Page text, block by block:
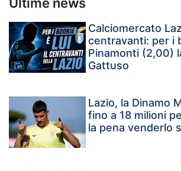
Calciomercato
centravanti: per i
Pinamonti (2,00)
Gattuso
Lazio, la Dinamo
fino a 18 milioni
la pena venderlo